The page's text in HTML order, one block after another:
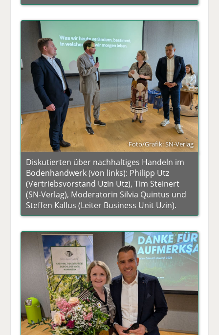
Foto/Grafik: SN-Verlag
Diskutierten über nachhaltiges Handeln im
Bodenhandwerk (von links): Philipp Utz
(Vertriebsvorstand Uzin Utz), Tim Steinert
(SN-Verlag), Moderatorin Silvia Quintus und
Steffen Kallus (Leiter Business Unit Uzin).